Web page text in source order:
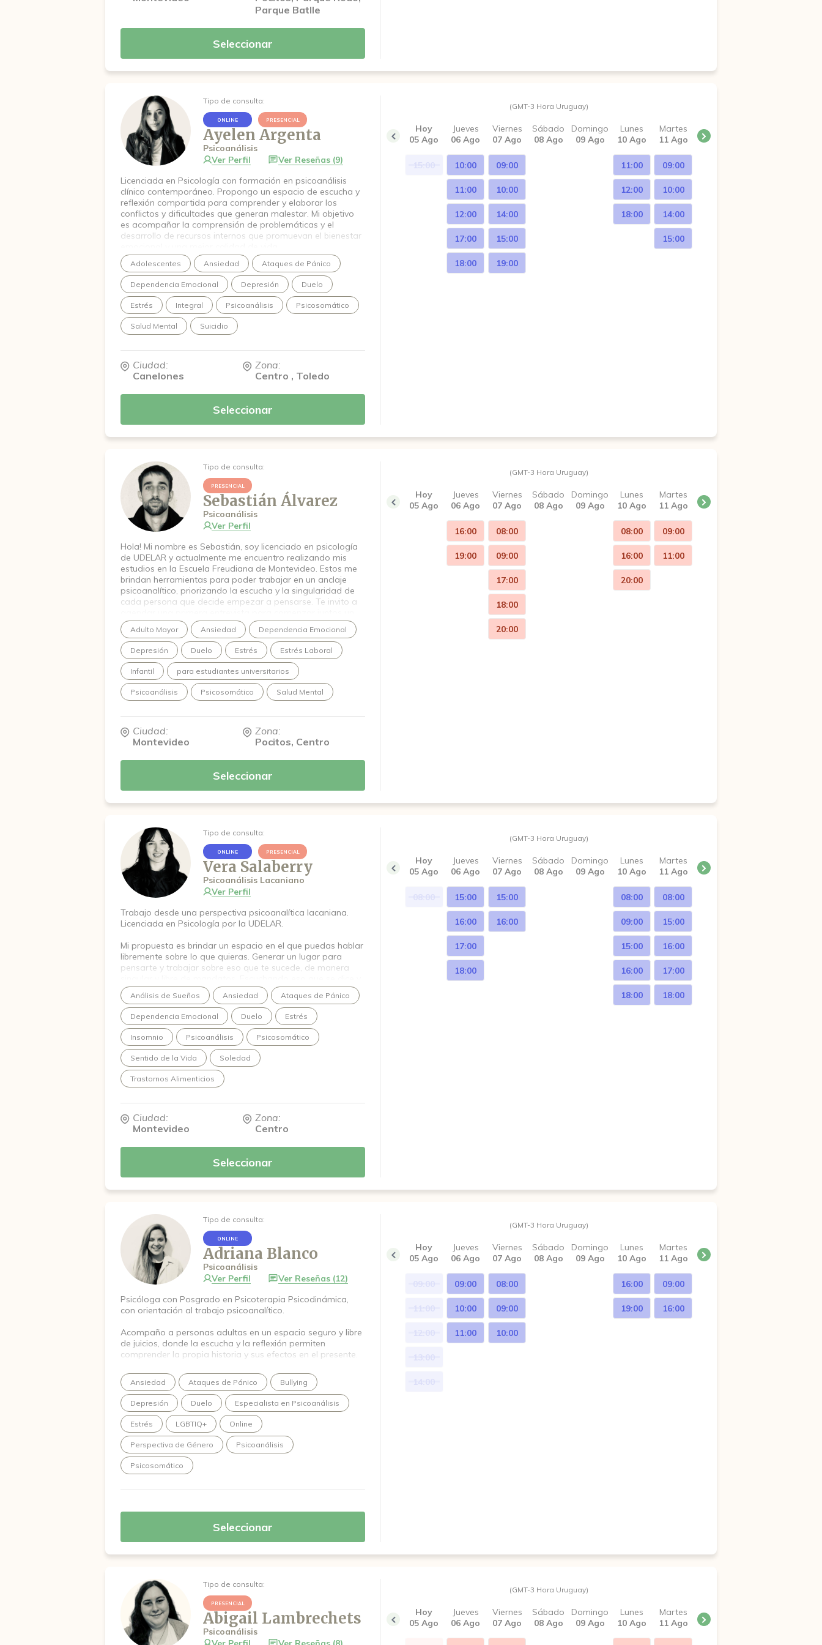
Parque Batlle
Seleccionar
Tipo de consulta:
ONLINE PRESENCIAL
Ayelen Argenta
Psicoanálisis
Ver Perfil
Ver Reseñas (9)
Licenciada en Psicología con formación en psicoanálisis
clínico contemporáneo. Propongo un espacio de escucha y
reflexión compartida para comprender y elaborar los
conflictos y dificultades que generan malestar. Mi objetivo
es acompañar la comprensión de problemáticas y el
desarrollo de recursos internos que promuevan el bienestar
Adolescentes Ansiedad Ataques de Pánico
Dependencia Emocional Depresión Duelo
Estrés Integral Psicoanálisis Psicosomático
Salud Mental Suicidio
Ciudad:
Canelones
Zona:
Centro , Toledo
Seleccionar
(GMT-3 Hora Uruguay)
Hoy
05 Ago
Jueves
06 Ago
10:00
11:00
12:00
17:00
18:00
Viernes
07 Ago
09:00
10:00
14:00
15:00
19:00
Sábado
08 Ago
Domingo
09 Ago
Lunes
10 Ago
11:00
12:00
18:00
Martes
11 Ago
09:00
10:00
14:00
15:00
Tipo de consulta:
PRESENCIAL
Sebastián Álvarez
Psicoanálisis
Ver Perfil
Hola! Mi nombre es Sebastián, soy licenciado en psicología
de UDELAR y actualmente me encuentro realizando mis
estudios en la Escuela Freudiana de Montevideo. Estos me
brindan herramientas para poder trabajar en un anclaje
psicoanalítico, priorizando la escucha y la singularidad de
cada persona que decide empezar a pensarse. Te invito a
proceso.
Adulto Mayor Ansiedad Dependencia Emocional
Depresión Duelo Estrés Estrés Laboral
Infantil para estudiantes universitarios
Psicoanálisis Psicosomático Salud Mental
Ciudad:
Montevideo
Zona:
Pocitos, Centro
Seleccionar
(GMT-3 Hora Uruguay)
Hoy
05 Ago
Jueves
06 Ago
16:00
19:00
Viernes
07 Ago
08:00
09:00
17:00
18:00
20:00
Sábado
08 Ago
Domingo
09 Ago
Lunes
10 Ago
08:00
16:00
20:00
Martes
11 Ago
09:00
11:00
Tipo de consulta:
ONLINE PRESENCIAL
Vera Salaberry
Psicoanálisis Lacaniano
Ver Perfil
Trabajo desde una perspectiva psicoanalítica lacaniana.
Licenciada en Psicología por la UDELAR.
Mi propuesta es brindar un espacio en el que puedas hablar
libremente sobre lo que quieras. Generar un lugar para
pensarte y trabajar sobre eso que te sucede, de manera
responder a los efectos que eso tiene. Una invitación a
hacer algo distinto, para poder alcanzar una
transformación auténtica y duradera.
Análisis de Sueños Ansiedad Ataques de Pánico
Dependencia Emocional Duelo Estrés
Insomnio Psicoanálisis Psicosomático
Sentido de la Vida Soledad
Trastornos Alimenticios
Ciudad:
Montevideo
Zona:
Centro
Seleccionar
(GMT-3 Hora Uruguay)
Hoy
05 Ago
Jueves
06 Ago
15:00
16:00
17:00
18:00
Viernes
07 Ago
15:00
16:00
Sábado
08 Ago
Domingo
09 Ago
Lunes
10 Ago
08:00
09:00
15:00
16:00
18:00
Martes
11 Ago
08:00
15:00
16:00
17:00
18:00
Tipo de consulta:
ONLINE
Adriana Blanco
Psicoanálisis
Ver Perfil
Ver Reseñas (12)
Psicóloga con Posgrado en Psicoterapia Psicodinámica,
con orientación al trabajo psicoanalítico.
Acompaño a personas adultas en un espacio seguro y libre
de juicios, donde la escucha y la reflexión permiten
comprender la propia historia y sus efectos en el presente.
Dicha comprensión abre la posibilidad de descubrir nuevas
maneras de transitar la vida, generando un mayor alivio.
Ansiedad Ataques de Pánico Bullying
Depresión Duelo Especialista en Psicoanálisis
Estrés LGBTIQ+ Online
Perspectiva de Género Psicoanálisis
Psicosomático
Seleccionar
(GMT-3 Hora Uruguay)
Hoy
05 Ago
Jueves
06 Ago
09:00
10:00
11:00
Viernes
07 Ago
08:00
09:00
10:00
Sábado
08 Ago
Domingo
09 Ago
Lunes
10 Ago
16:00
19:00
Martes
11 Ago
09:00
16:00
Tipo de consulta:
PRESENCIAL
Abigail Lambrechets
Psicoanálisis
(GMT-3 Hora Uruguay)
Hoy
05 Ago
Jueves
06 Ago
Viernes
07 Ago
Sábado
08 Ago
Domingo
09 Ago
Lunes
10 Ago
Martes
11 Ago